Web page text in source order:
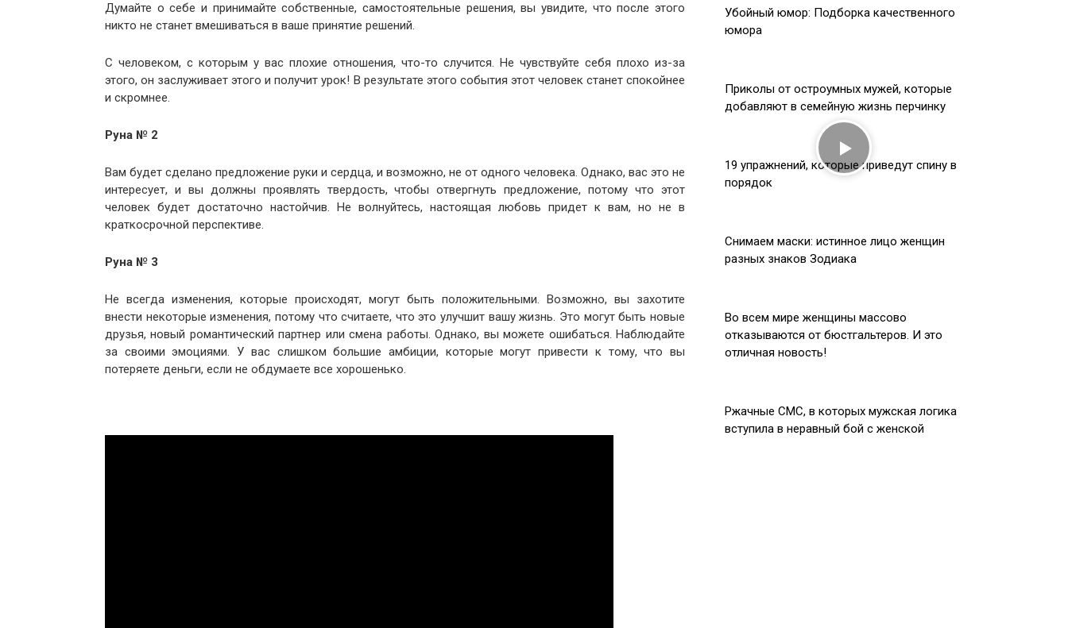
Думайте о себе и принимайте собственные, самостоятельные решения, вы увидите, что после этого
никто не станет вмешиваться в ваше принятие решений.
С человеком, с которым у вас плохие отношения, что-то случится. Не чувствуйте себя плохо из-за
этого, он заслуживает этого и получит урок! В результате этого события этот человек станет спокойнее
и скромнее.
Руна № 2
Вам будет сделано предложение руки и сердца, и возможно, не от одного человека. Однако, вас это не
интересует, и вы должны проявлять твердость, чтобы отвергнуть предложение, потому что этот
человек будет достаточно настойчив. Не волнуйтесь, настоящая любовь придет к вам, но не в
краткосрочной перспективе.
Руна № 3
Не всегда изменения, которые происходят, могут быть положительными. Возможно, вы захотите
внести некоторые изменения, потому что считаете, что это улучшит вашу жизнь. Это могут быть новые
друзья, новый романтический партнер или смена работы. Однако, вы можете ошибаться. Наблюдайте
за своими эмоциями. У вас слишком большие амбиции, которые могут привести к тому, что вы
потеряете деньги, если не обдумаете все хорошенько.
Убойный юмор: Подборка качественного
юмора
Приколы от остроумных мужей, которые
добавляют в семейную жизнь перчинку
19 упражнений, которые приведут спину в
порядок
Снимаем маски: истинное лицо женщин
разных знаков Зодиака
Во всем мире женщины массово
отказываются от бюcтгальтеров. И это
отличная новость!
Ржачные СМС, в которых мужская логика
вступила в неравный бой с женской